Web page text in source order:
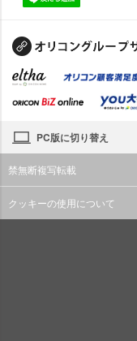
PC版に切り替え
禁無断複写転載
クッキーの使用について